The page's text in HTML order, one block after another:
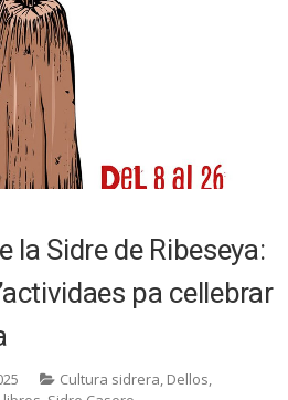
la Sidre de Ribeseya:
pa cellebrar
Cultura sidrera, Dellos,